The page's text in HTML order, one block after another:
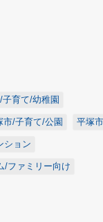
子育て/幼稚園
市/子育て/公園 平塚
ション
/ファミリー向け